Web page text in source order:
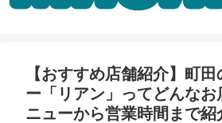
【おすすめ店舗紹介】町
ー「リアン」ってどんなお
ニューから営業時間まで紹